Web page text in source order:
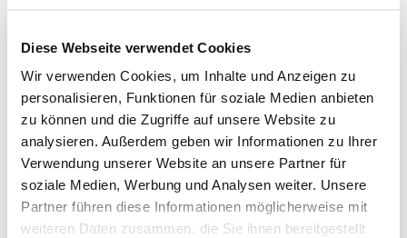
Diese Webseite verwendet Cookies
Wir verwenden Cookies, um Inhalte und Anzeigen zu
personalisieren, Funktionen für soziale Medien anbieten
zu können und die Zugriffe auf unsere Website zu
analysieren. Außerdem geben wir Informationen zu Ihrer
Verwendung unserer Website an unsere Partner für
soziale Medien, Werbung und Analysen weiter. Unsere
Partner führen diese Informationen möglicherweise mit
weiteren Daten zusammen, die Sie ihnen bereitgestellt
Optional: Du magst rasante Achterbahnfahrten, Tiere,
Wir bieten Dir
Wir bieten Dir einen sicheren Arbeitsplatz in einem
kleinen Team
Transparente und planbare Arbeitszeiten mit viel Raum
für Deine Freizeit